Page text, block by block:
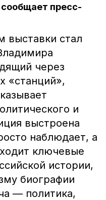
пресс-
выставки стал
через
«станций»,
и
выстроена
наблюдает, а
ключевые
истории,
биографии
— политика,